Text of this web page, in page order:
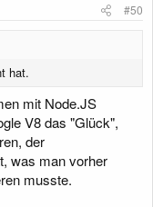
#50
hat.
mit Node.JS
V8 das "Glück",
der
was man vorher
musste.